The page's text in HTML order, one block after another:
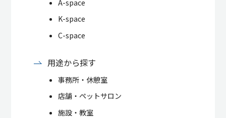
A-space
K-space
C-space
用途から探す
事務所・休憩室
店舗・ペットサロン
施設・教室